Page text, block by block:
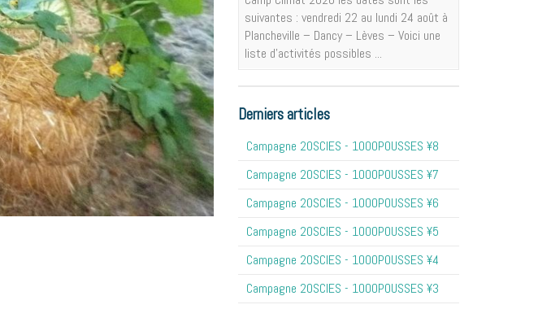
suivantes : vendredi 22 au lundi 24 août à
Plancheville – Dancy – Lèves – Voici une
liste d'activités possibles ...
Derniers articles
Campagne 20SCIES - 1OOOPOUSSES ¥8
Campagne 20SCIES - 1OOOPOUSSES ¥7
Campagne 20SCIES - 1OOOPOUSSES ¥6
Campagne 20SCIES - 1OOOPOUSSES ¥5
Campagne 20SCIES - 1OOOPOUSSES ¥4
Campagne 20SCIES - 1OOOPOUSSES ¥3